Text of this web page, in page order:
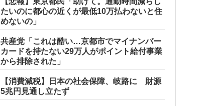
たいのに都心の近くが最低10万払わないと住
めないの」
共産党「これは酷い…京都市でマイナンバー
カードを持たない29万人がポイント給付事業
から排除された」
【消費減税】日本の社会保障、岐路に 財源
5兆円見通し立たず